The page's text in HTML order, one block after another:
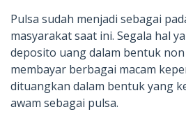
Pulsa sudah menjadi sebagai
masyarakat saat ini. Segala hal
deposito uang dalam bentuk
membayar berbagai macam
dituangkan dalam bentuk yang
awam sebagai pulsa.